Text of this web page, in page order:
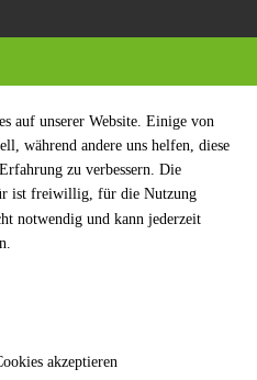
im Gondelbereich
auf unserer Website. Einige von
während andere uns helfen, diese
zu verbessern. Die
ist freiwillig, für die Nutzung
notwendig und kann jederzeit
akzeptieren